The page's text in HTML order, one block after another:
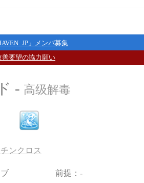
」メンバ募集
要望の協力願い
- 高级解毒
ンクロス
前提：-